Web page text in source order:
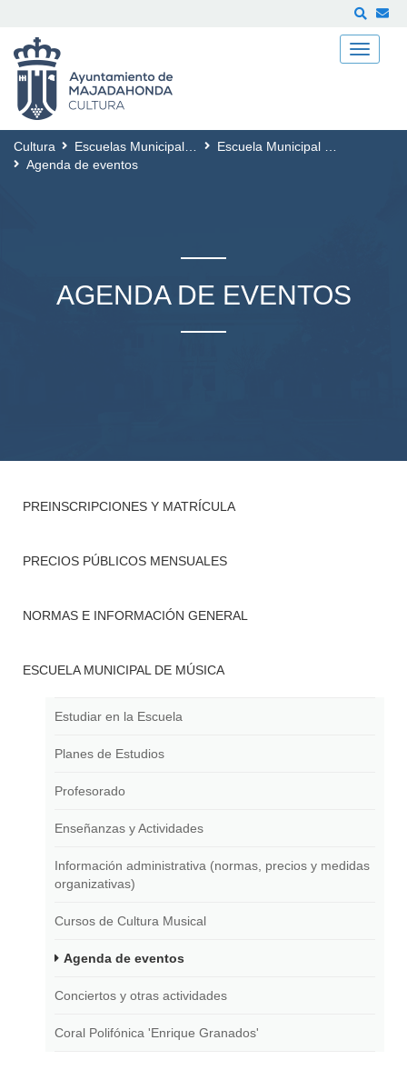
Cultura Escuelas Municipales de Cultura
Escuela Municipal de Música
Agenda de eventos
AGENDA DE EVENTOS
PREINSCRIPCIONES Y MATRÍCULA
PRECIOS PÚBLICOS MENSUALES
NORMAS E INFORMACIÓN GENERAL
ESCUELA MUNICIPAL DE MÚSICA
Estudiar en la Escuela
Planes de Estudios
Profesorado
Enseñanzas y Actividades
Información administrativa (normas, precios y medidas
organizativas)
Cursos de Cultura Musical
Agenda de eventos
Conciertos y otras actividades
Coral Polifónica 'Enrique Granados'